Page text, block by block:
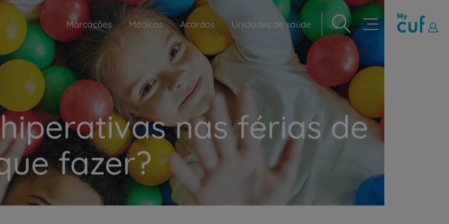
Navegação
principal
Marcações Médicos Acordos Unidades de saúde
nas férias de
fazer?